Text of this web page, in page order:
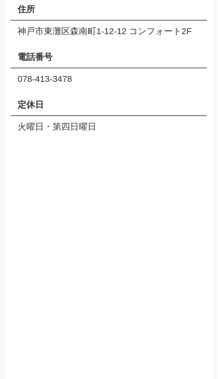
住所
神戸市東灘区森南町1-12-12 コンフォート2F
電話番号
078-413-3478
定休日
火曜日・第四日曜日